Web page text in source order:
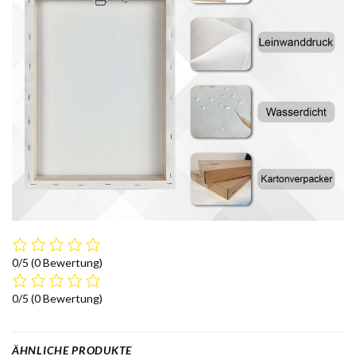
0/5 (0 Bewertung)
0/5 (0 Bewertung)
ÄHNLICHE PRODUKTE